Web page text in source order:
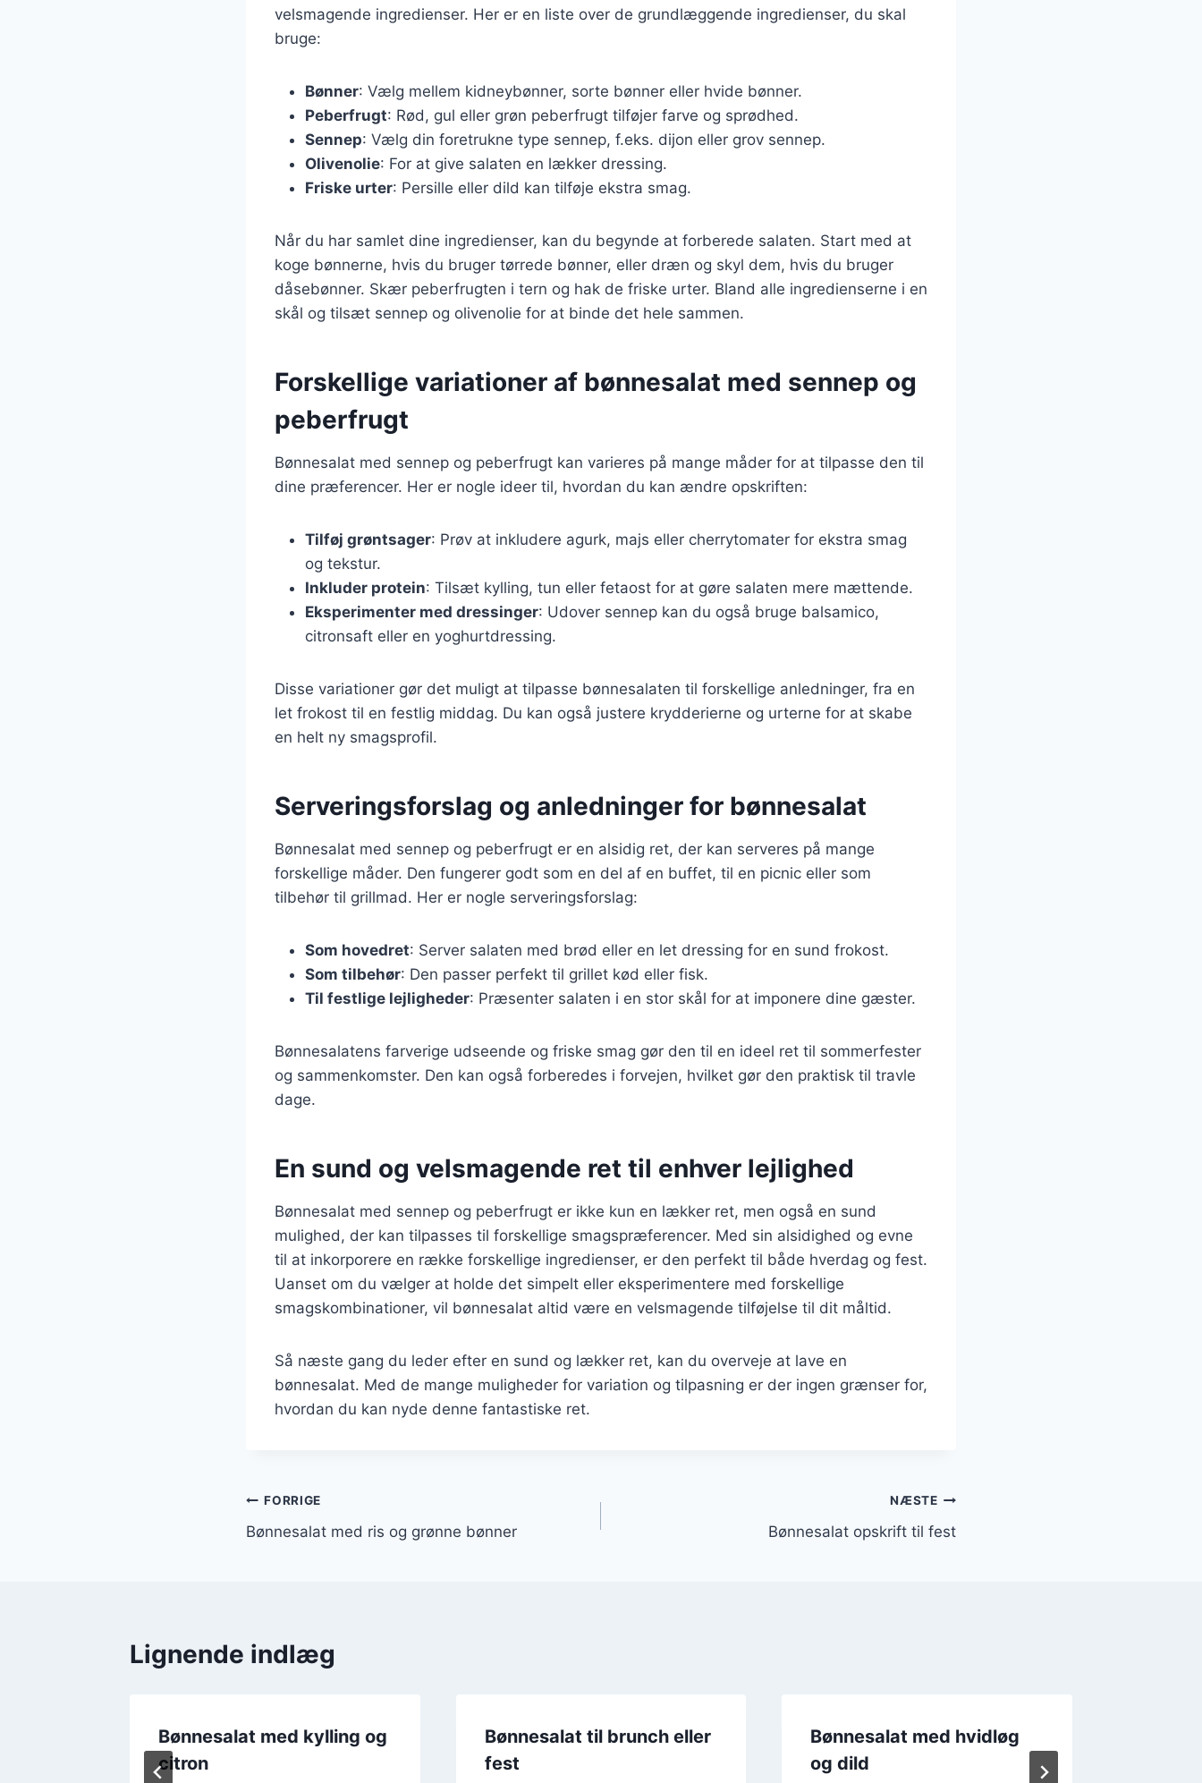
velsmagende ingredienser. Her er en liste over de grundlæggende ingredienser, du skal
bruge:
Bønner: Vælg mellem kidneybønner, sorte bønner eller hvide bønner.
Peberfrugt: Rød, gul eller grøn peberfrugt tilføjer farve og sprødhed.
Sennep: Vælg din foretrukne type sennep, f.eks. dijon eller grov sennep.
Olivenolie: For at give salaten en lækker dressing.
Friske urter: Persille eller dild kan tilføje ekstra smag.
Når du har samlet dine ingredienser, kan du begynde at forberede salaten. Start med at
koge bønnerne, hvis du bruger tørrede bønner, eller dræn og skyl dem, hvis du bruger
dåsebønner. Skær peberfrugten i tern og hak de friske urter. Bland alle ingredienserne i en
skål og tilsæt sennep og olivenolie for at binde det hele sammen.
Forskellige variationer af bønnesalat med sennep og
peberfrugt
Bønnesalat med sennep og peberfrugt kan varieres på mange måder for at tilpasse den til
dine præferencer. Her er nogle ideer til, hvordan du kan ændre opskriften:
Tilføj grøntsager: Prøv at inkludere agurk, majs eller cherrytomater for ekstra smag
og tekstur.
Inkluder protein: Tilsæt kylling, tun eller fetaost for at gøre salaten mere mættende.
Eksperimenter med dressinger: Udover sennep kan du også bruge balsamico,
citronsaft eller en yoghurtdressing.
Disse variationer gør det muligt at tilpasse bønnesalaten til forskellige anledninger, fra en
let frokost til en festlig middag. Du kan også justere krydderierne og urterne for at skabe
en helt ny smagsprofil.
Serveringsforslag og anledninger for bønnesalat
Bønnesalat med sennep og peberfrugt er en alsidig ret, der kan serveres på mange
forskellige måder. Den fungerer godt som en del af en buffet, til en picnic eller som
tilbehør til grillmad. Her er nogle serveringsforslag:
Som hovedret: Server salaten med brød eller en let dressing for en sund frokost.
Som tilbehør: Den passer perfekt til grillet kød eller fisk.
Til festlige lejligheder: Præsenter salaten i en stor skål for at imponere dine gæster.
Bønnesalatens farverige udseende og friske smag gør den til en ideel ret til sommerfester
og sammenkomster. Den kan også forberedes i forvejen, hvilket gør den praktisk til travle
dage.
En sund og velsmagende ret til enhver lejlighed
Bønnesalat med sennep og peberfrugt er ikke kun en lækker ret, men også en sund
mulighed, der kan tilpasses til forskellige smagspræferencer. Med sin alsidighed og evne
til at inkorporere en række forskellige ingredienser, er den perfekt til både hverdag og fest.
Uanset om du vælger at holde det simpelt eller eksperimentere med forskellige
smagskombinationer, vil bønnesalat altid være en velsmagende tilføjelse til dit måltid.
Så næste gang du leder efter en sund og lækker ret, kan du overveje at lave en
bønnesalat. Med de mange muligheder for variation og tilpasning er der ingen grænser for,
hvordan du kan nyde denne fantastiske ret.
Indlægsnavigation
FORRIGE
Bønnesalat med ris og grønne bønner
NÆSTE
Bønnesalat opskrift til fest
Lignende indlæg
Bønnesalat med kylling og
citron
Bønnesalat til brunch eller
fest
Bønnesalat med hvidløg
og dild